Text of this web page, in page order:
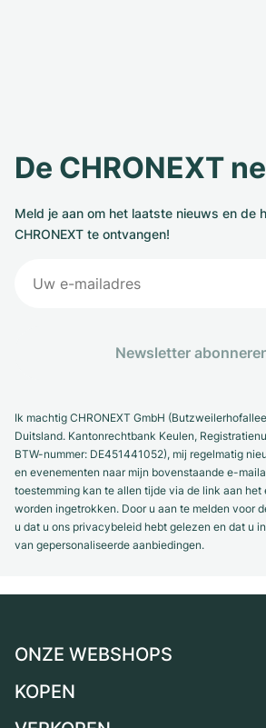
De CHRONEXT
Meld je aan om het laatste nieuws en de
CHRONEXT te ontvangen!
Newsletter
Ik machtig CHRONEXT GmbH
Duitsland. Kantonrechtbank Keulen,
BTW-nummer: DE451441052), mij regelmatig
en evenementen naar mijn bovenstaande e-
toestemming kan te allen tijde via de link aan
worden ingetrokken. Door u aan te melden voor
u dat u ons privacybeleid hebt gelezen en dat u
van gepersonaliseerde aanbiedingen.
ONZE WEBSHOPS
Duitsland
KOPEN